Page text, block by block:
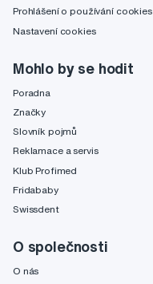
Prohlášení o používání cookies
Nastavení cookies
Mohlo by se hodit
Poradna
Značky
Slovník pojmů
Reklamace a servis
Klub Profimed
Fridababy
Swissdent
O společnosti
O nás